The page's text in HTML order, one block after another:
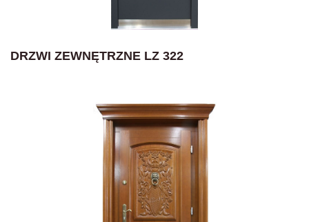
DRZWI ZEWNĘTRZNE LZ 322